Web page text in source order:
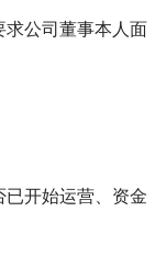
公司董事本人面
开始运营、资金